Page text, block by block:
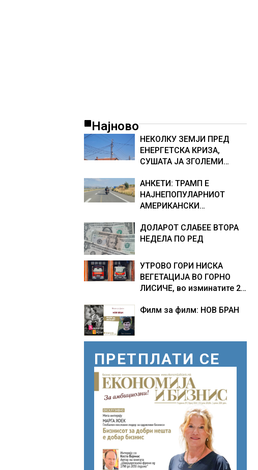
Најново
НЕКОЛКУ ЗЕМЈИ ПРЕД
ЕНЕРГЕТСКА КРИЗА,
СУШАТА ЈА ЗГОЛЕМИ
БЕРЗИТЕ НА НАД 700 ЕВРА
ЗА МЕГАВАТ-ЧАС
АНКЕТИ: ТРАМП Е
НАЈНЕПОПУЛАРНИОТ
АМЕРИКАНСКИ
МАНДАТ, тој не ги
признава резултатите од
ДОЛАРОТ СЛАБЕЕ ВТОРА
НЕДЕЛА ПО РЕД
УТРОВО ГОРИ НИСКА
ВЕГЕТАЦИЈА ВО ГОРНО
ЛИСИЧЕ, во изминатите 24
отворено
Филм за филм: НОВ БРАН
ПРЕТПЛАТИ СЕ